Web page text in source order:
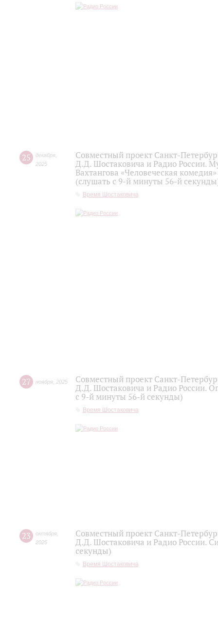
25 декабря
2025
Совместный проект Санкт-
Д.Д. Шостаковича и Радио России.
Вахтангова «Человеческая
(слушать с 9-й минуты 56-й
Время Шостаковича
27 ноября 2025
Совместный проект Санкт-
Д.Д. Шостаковича и Радио России.
с 9-й минуты 56-й секунды)
Время Шостаковича
23 октября
2025
Совместный проект Санкт-
Д.Д. Шостаковича и Радио России.
секунды)
Время Шостаковича